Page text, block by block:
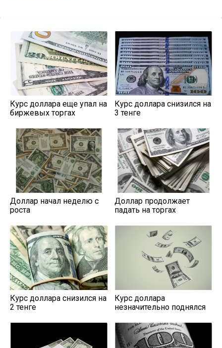
Курс доллара еще упал на
биржевых торгах
Курс доллара снизился на
3 тенге
Доллар начал неделю с
роста
Доллар продолжает
падать на торгах
Курс доллара снизился на
2 тенге
Курс доллара
незначительно поднялся